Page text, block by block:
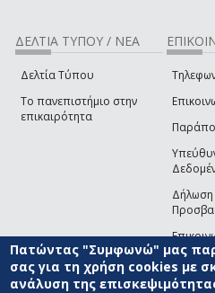
ΔΕΛΤΙΑ ΤΥΠΟΥ / ΝΕΑ
Δελτία Τύπου
Το πανεπιστήμιο στην
επικαιρότητα
Δήλωση
© ΠΑΝΕΠΙΣΤΗΜΙΟ ΑΙΓΑΙΟΥ ΟΡΟΙ ΧΡΗΣΗΣ
Πατώντας "Συμφωνώ" μας
σας για τη χρήση cookies με
ανάλυση της